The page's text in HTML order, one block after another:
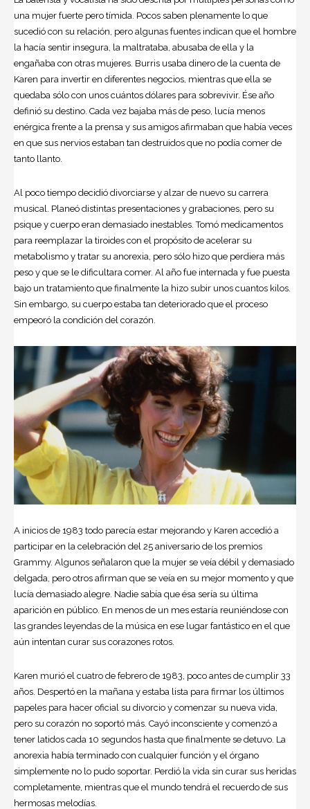
una mujer fuerte pero tímida. Pocos saben plenamente lo que
sucedió con su relación, pero algunas fuentes indican que el hombre
la hacía sentir insegura, la maltrataba, abusaba de ella y la
engañaba con otras mujeres. Burris usaba dinero de la cuenta de
Karen para invertir en diferentes negocios, mientras que ella se
quedaba sólo con unos cuántos dólares para sobrevivir. Ése año
definió su destino. Cada vez bajaba más de peso, lucía menos
enérgica frente a la prensa y sus amigos afirmaban que había veces
en que sus nervios estaban tan destruidos que no podía comer de
tanto llanto.
Al poco tiempo decidió divorciarse y alzar de nuevo su carrera
musical. Planeó distintas presentaciones y grabaciones, pero su
psique y cuerpo eran demasiado inestables. Tomó medicamentos
para reemplazar la tiroides con el propósito de acelerar su
metabolismo y tratar su anorexia, pero sólo hizo que perdiera más
peso y que se le dificultara comer. Al año fue internada y fue puesta
bajo un tratamiento que finalmente la hizo subir unos cuantos kilos.
Sin embargo, su cuerpo estaba tan deteriorado que el proceso
empeoró la condición del corazón.
A inicios de 1983 todo parecía estar mejorando y Karen accedió a
participar en la celebración del 25 aniversario de los premios
Grammy. Algunos señalaron que la mujer se veía débil y demasiado
delgada, pero otros afirman que se veía en su mejor momento y que
lucía demasiado alegre. Nadie sabía que ésa sería su última
aparición en público. En menos de un mes estaría reuniéndose con
las grandes leyendas de la música en ese lugar fantástico en el que
aún intentan curar sus corazones rotos.
Karen murió el cuatro de febrero de 1983, poco antes de cumplir 33
años. Despertó en la mañana y estaba lista para firmar los últimos
papeles para hacer oficial su divorcio y comenzar su nueva vida,
pero su corazón no soportó más. Cayó inconsciente y comenzó a
tener latidos cada 10 segundos hasta que finalmente se detuvo. La
anorexia había terminado con cualquier función y el órgano
simplemente no lo pudo soportar. Perdió la vida sin curar sus heridas
completamente, mientras que el mundo tendrá el recuerdo de sus
hermosas melodías.